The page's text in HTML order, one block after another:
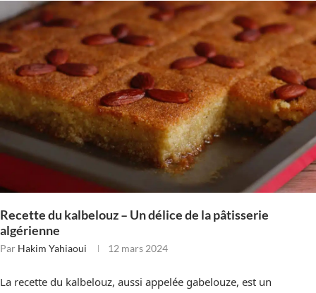
Recette du kalbelouz – Un délice de la pâtisserie
algérienne
Par Hakim Yahiaoui 12 mars 2024
La recette du kalbelouz, aussi appelée gabelouze, est un